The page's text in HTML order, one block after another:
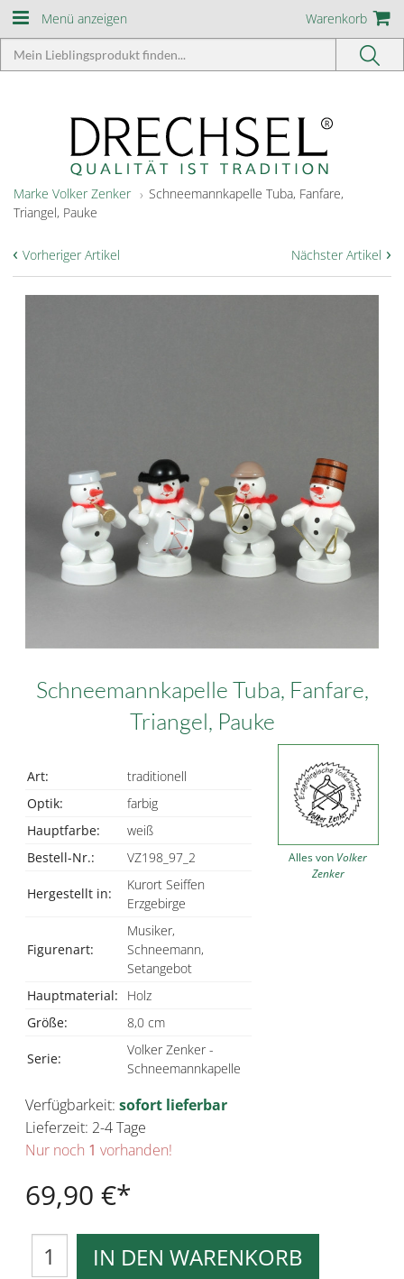
Menü anzeigen Warenkorb
Marke Volker Zenker
Schneemannkapelle Tuba, Fanfare,
Triangel, Pauke
Nächster Artikel ›
‹ Vorheriger Artikel
Schneemannkapelle Tuba, Fanfare,
Triangel, Pauke
Art:
traditionell
Optik:
farbig
Hauptfarbe:
weiß
Bestell-Nr.:
VZ198_97_2
Hergestellt in:
Kurort Seiffen
Erzgebirge
Figurenart:
Musiker,
Schneemann,
Setangebot
Hauptmaterial:
Holz
Größe:
8,0 cm
Serie:
Volker Zenker -
Schneemannkapelle
Alles von Volker
Zenker
Verfügbarkeit: sofort lieferbar
Lieferzeit: 2-4 Tage
Nur noch 1 vorhanden!
69,90 €
IN DEN WARENKORB